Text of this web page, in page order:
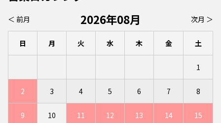
＜ 前月 2026年08月 次月 ＞
日 月 火 水 木 金 土
1
2 3 4 5 6 7 8
9 10 11 12 13 14 15